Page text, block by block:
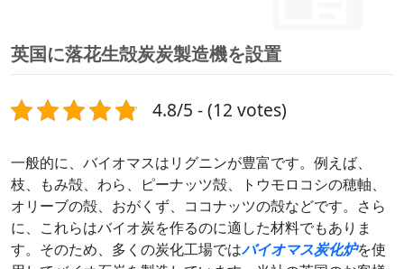
英国に落花生殻炭炭製造機を設置
4.8/5 - (12 votes)
一般的に、バイオマスはリグニンが豊富です。例えば、
枝、もみ殻、わら、ピーナッツ殻、トウモロコシの穂軸、
オリーブの殻、おがくず、ココナッツの殻などです。さら
に、これらはバイオ炭を作るのに適した材料でもありま
す。そのため、多くの炭化工場ではバイオマス炭化炉を使